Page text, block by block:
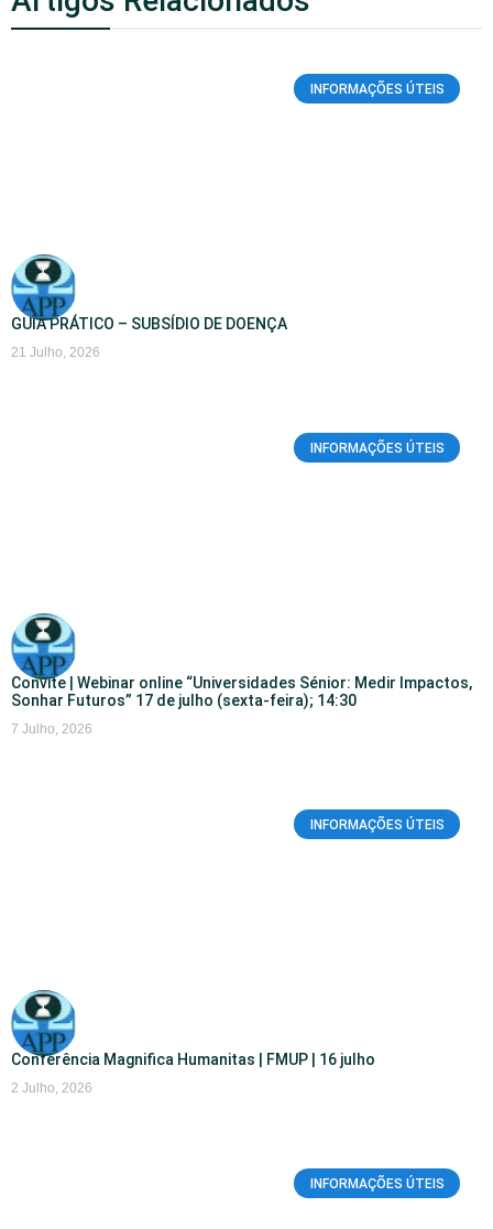
INFORMAÇÕES ÚTEIS
GUIA PRÁTICO – SUBSÍDIO DE DOENÇA
21 Julho, 2026
INFORMAÇÕES ÚTEIS
Convite | Webinar online “Universidades Sénior: Medir Impactos,
Sonhar Futuros” 17 de julho (sexta-feira); 14:30
7 Julho, 2026
INFORMAÇÕES ÚTEIS
Conferência Magnifica Humanitas | FMUP | 16 julho
2 Julho, 2026
INFORMAÇÕES ÚTEIS